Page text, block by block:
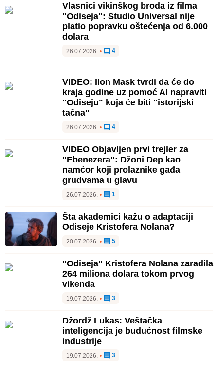
Vlasnici vikinškog broda iz filma
"Odiseja": Studio Universal nije
platio popravku oštećenja od 6.000
dolara
26.07.2026. • 4
VIDEO: Ilon Mask tvrdi da će do
kraja godine uz pomoć AI napraviti
"Odiseju" koja će biti "istorijski
tačna"
26.07.2026. • 4
VIDEO Objavljen prvi trejler za
"Ebenezera": Džoni Dep kao
namćor koji prolaznike gađa
grudvama u glavu
26.07.2026. • 1
Šta akademici kažu o adaptaciji
Odiseje Kristofera Nolana?
20.07.2026. • 5
"Odiseja" Kristofera Nolana zaradila
264 miliona dolara tokom prvog
vikenda
19.07.2026. • 3
Džordž Lukas: Veštačka
inteligencija je budućnost filmske
industrije
19.07.2026. • 3